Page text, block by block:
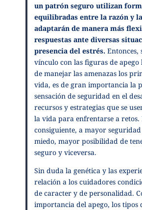
un patrón seguro utilizan
equilibradas entre la razón y
adaptarán de manera más
respuestas ante diversas
presencia del estrés. Entonces,
vínculo con las figuras de
de manejar las amenazas los
vida, es de gran importancia la
sensación de seguridad en el
recursos y estrategias que se
la vida para enfrentarse a retos.
consiguiente, a mayor
miedo, mayor posibilidad de
seguro y viceversa.
Sin duda la genética y las
relación a los cuidadores
de caracter y de personalidad.
importancia del apego, los tipos